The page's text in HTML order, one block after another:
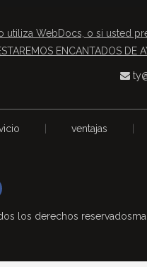
utiliza WebDocs, o si usted
ENCANTADOS DE

ventajas
los derechos reservados